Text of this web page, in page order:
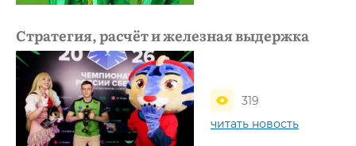
Стратегия, расчёт и железная выдержка
319
читать новость